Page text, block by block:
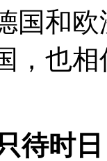
国和
，也
待时日